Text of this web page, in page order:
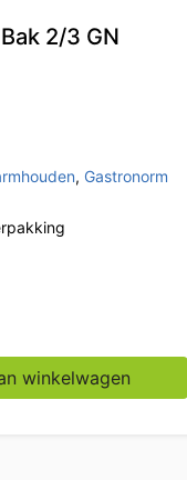
2/3 GN
, Gastronorm
GN Diepte 100 mm
winkelwagen